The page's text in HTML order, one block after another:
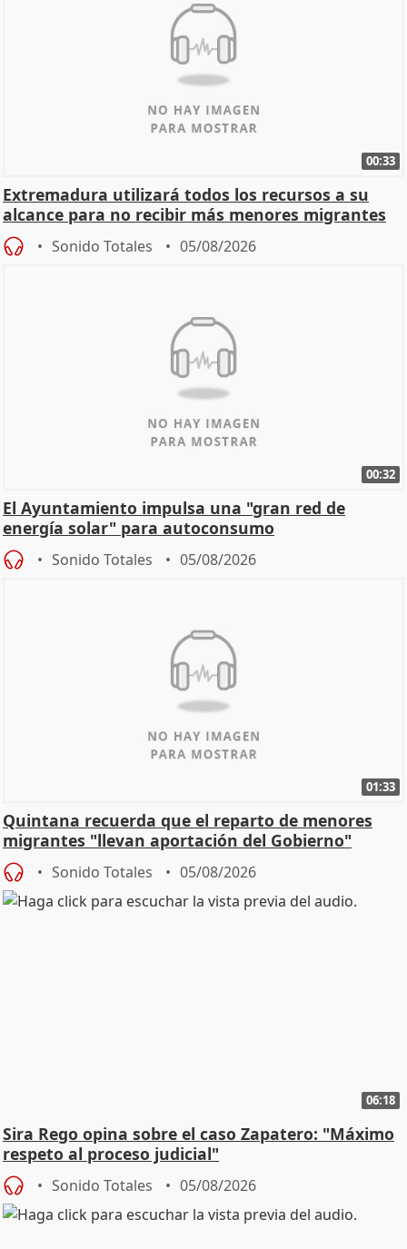
00:33
Extremadura utilizará todos los recursos a su
alcance para no recibir más menores migrantes
Sonido Totales 05/08/2026
00:32
El Ayuntamiento impulsa una "gran red de
energía solar" para autoconsumo
Sonido Totales 05/08/2026
01:33
Quintana recuerda que el reparto de menores
migrantes "llevan aportación del Gobierno"
central
Sonido Totales 05/08/2026
06:18
Sira Rego opina sobre el caso Zapatero: "Máximo
respeto al proceso judicial"
Sonido Totales 05/08/2026